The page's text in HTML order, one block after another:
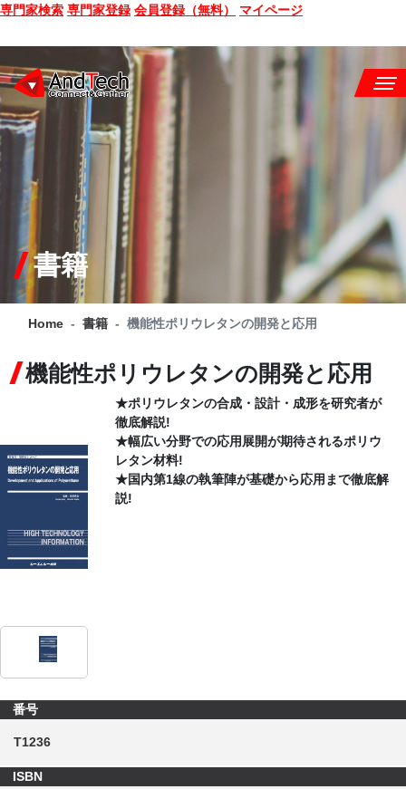
専門家検索 専門家登録 会員登録（無料） マイページ
SEMINAR
BOOK
CONSULTING
SERVICE
COMPANY
Q&A
SITE MAP
CONTACT
書籍
Home 書籍 機能性ポリウレタンの開発と応用
機能性ポリウレタンの開発と応用
★ポリウレタンの合成・設計・成形を研究者が
徹底解説!
★幅広い分野での応用展開が期待されるポリウ
レタン材料!
★国内第1線の執筆陣が基礎から応用まで徹底解
説!
番号
T1236
ISBN